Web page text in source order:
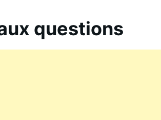
questions